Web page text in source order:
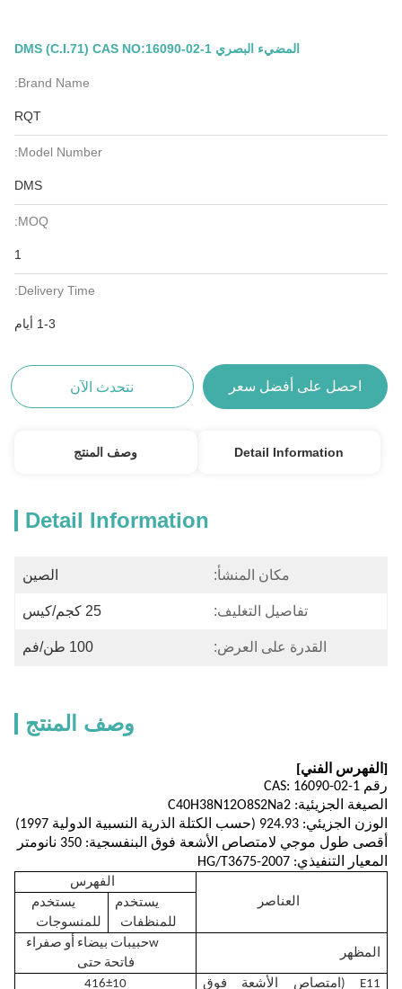
المضيء البصري DMS (C.I.71) CAS NO:16090-02-1
Brand Name:
RQT
Model Number:
DMS
MOQ:
Delivery Time:
1-3 أيام
احصل على أفضل سعر نتحدث الآن
Detail Information وصف المنتج
Detail Information
مكان المنشأ: الصين
تفاصيل التغليف: 25 كجم/كيس
القدرة على العرض: 100 طن/فم
وصف المنتج
الفهرس الفني]
رقم CAS: 16090-02-1
الصيغة الجزيئية: C40H38N12O8S2Na2
الوزن الجزيئي: 924.93 (حسب الكتلة الذرية النسبية الدولية 1997)
أقصى طول موجي لامتصاص الأشعة فوق البنفسجية: 350 نانومتر
المعيار التنفيذي: HG/T3675-2007
العناصر
الفهرس
يستخدم
للمنظفات
يستخدم
للمنسوجات
المظهر
حبيبات بيضاء أو صفراء
فاتحة حتى
E11 (امتصاص الأشعة فوق
416±10